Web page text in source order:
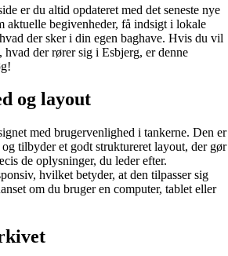
er du altid opdateret med det seneste nye
aktuelle begivenheder, få indsigt i lokale
der sker i din egen baghave. Hvis du vil
der rører sig i Esbjerg, er denne
og layout
med brugervenlighed i tankerne. Den er
tilbyder et godt struktureret layout, der gør
de oplysninger, du leder efter.
hvilket betyder, at den tilpasser sig
om du bruger en computer, tablet eller